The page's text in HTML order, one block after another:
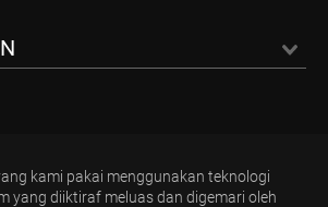
kami pakai menggunakan teknologi
yang diiktiraf meluas dan digemari oleh